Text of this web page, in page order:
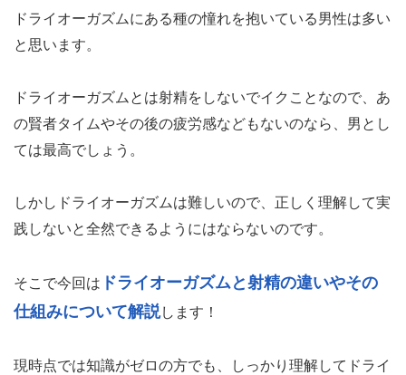
ドライオーガズムにある種の憧れを抱いている男性は多い
と思います。
ドライオーガズムとは射精をしないでイクことなので、あ
の賢者タイムやその後の疲労感などもないのなら、男とし
ては最高でしょう。
しかしドライオーガズムは難しいので、正しく理解して実
践しないと全然できるようにはならないのです。
そこで今回は ドライオーガズムと射精の違いやその
仕組みについて解説します！
現時点では知識がゼロの方でも、しっかり理解してドライ